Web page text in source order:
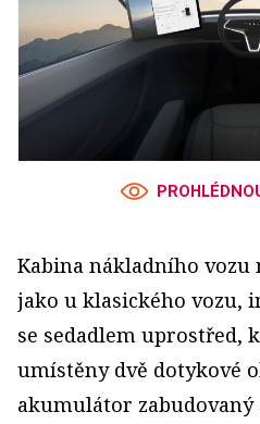
Kabina nákladního vozu
jako u klasického vozu,
se sedadlem uprostřed,
umístěny dvě dotykové
akumulátor